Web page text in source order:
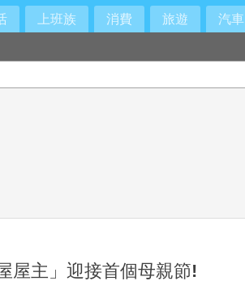
上班族 消費 旅遊 汽車
屋主」迎接首個母親節!